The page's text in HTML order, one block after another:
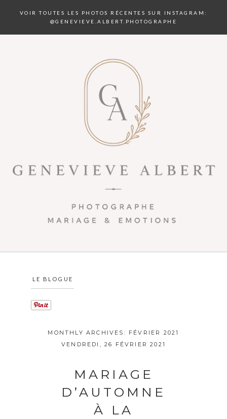
VOIR TOUTES LES PHOTOS RÉCENTES SUR INSTAGRAM:
@GENEVIEVE.ALBERT.PHOTOGRAPHE
LE BLOGUE
MONTHLY ARCHIVES: FÉVRIER 2021
VENDREDI, 26 FÉVRIER 2021
MARIAGE
D’AUTOMNE
À LA